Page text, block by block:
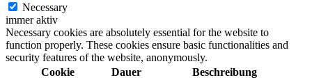
Necessary
immer aktiv
Necessary cookies are absolutely essential for the website to
function properly. These cookies ensure basic functionalities and
security features of the website, anonymously.
Cookie
Dauer Beschreibung